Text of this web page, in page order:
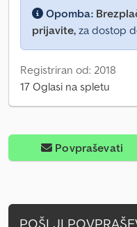
Opomba:
prijavite, za dostop
Registriran od: 2018
17 Oglasi na spletu
Povpraševati